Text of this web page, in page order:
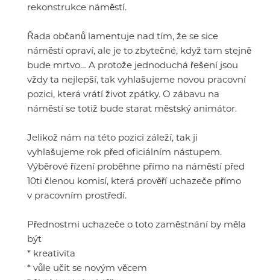
rekonstrukce náměstí.
Řada občanů lamentuje nad tím, že se sice
náměstí opraví, ale je to zbytečné, když tam stejně
bude mrtvo… A protože jednoduchá řešení jsou
vždy ta nejlepší, tak vyhlašujeme novou pracovní
pozici, která vrátí život zpátky. O zábavu na
náměstí se totiž bude starat městský animátor.
Jelikož nám na této pozici záleží, tak ji
vyhlašujeme rok před oficiálním nástupem.
Výběrové řízení proběhne přímo na náměstí před
10ti členou komisí, která prověří uchazeče přímo
v pracovním prostředí.
Přednostmi uchazeče o toto zaměstnání by měla
být
* kreativita
* vůle učit se novým věcem